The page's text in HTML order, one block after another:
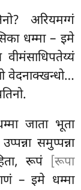
अरियमग्गं
धम्मा – इमे
वीमंसाधिपतेय्यं
वेदनाक्खन्धो…
जाता भूता
समुप्पन्ना
रूपं [रूपा
– इमे धम्मा